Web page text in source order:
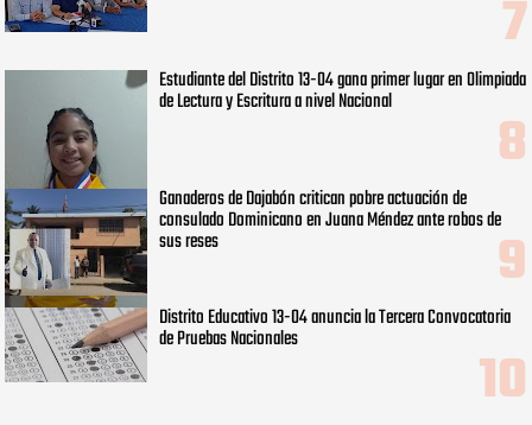
Estudiante del Distrito 13-04 gana primer lugar en Olimpiada
de Lectura y Escritura a nivel Nacional
Ganaderos de Dajabón critican pobre actuación de
consulado Dominicano en Juana Méndez ante robos de
sus reses
Distrito Educativo 13-04 anuncia la Tercera Convocatoria
de Pruebas Nacionales